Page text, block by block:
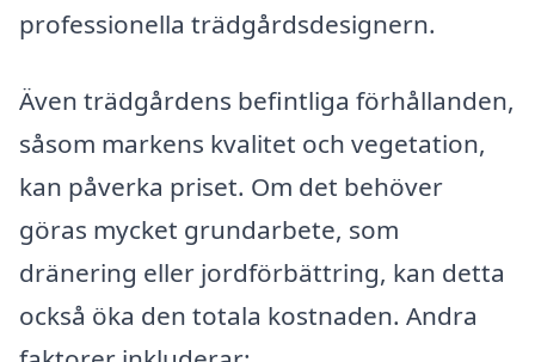
professionella trädgårdsdesignern.
Även trädgårdens befintliga förhållanden,
såsom markens kvalitet och vegetation,
kan påverka priset. Om det behöver
göras mycket grundarbete, som
dränering eller jordförbättring, kan detta
också öka den totala kostnaden. Andra